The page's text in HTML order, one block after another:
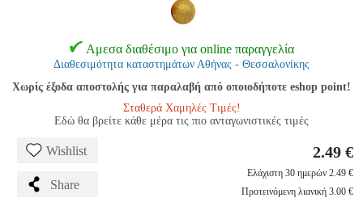
Αμεσα διαθέσιμο για online παραγγελία
Διαθεσιμότητα καταστημάτων Αθήνας - Θεσσαλονίκης
Χωρίς έξοδα αποστολής για παραλαβή από οποιοδήποτε eshop point!
Σταθερά Χαμηλές Τιμές!
Εδώ θα βρείτε κάθε μέρα τις πιο ανταγωνιστικές τιμές
Wishlist
Share
2.49 €
Ελάχιστη 30 ημερών 2.49 €
Προτεινόμενη λιανική 3.00 €